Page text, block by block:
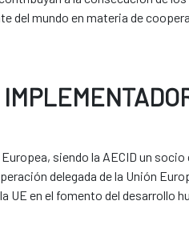
mundo en materia de
siendo la AECID un
delegada de la Unión
en el fomento del desarrollo